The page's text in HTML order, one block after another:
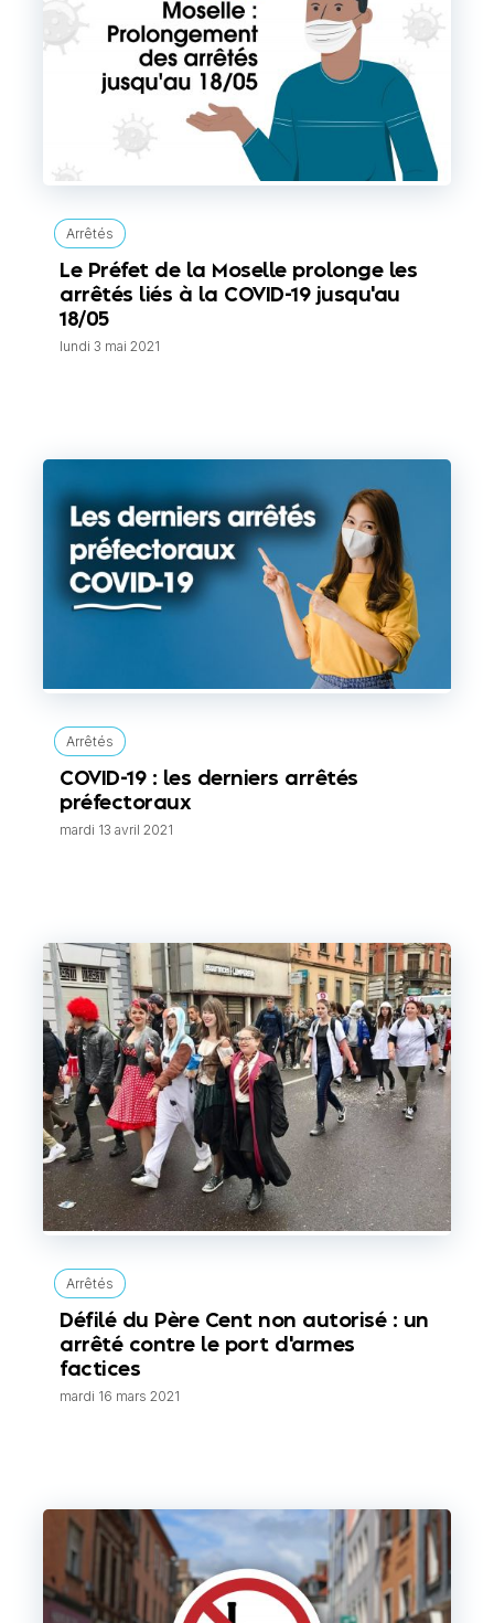
Arrêtés
Le Préfet de la Moselle prolonge les
arrêtés liés à la COVID-19 jusqu'au
18/05
lundi 3 mai 2021
Arrêtés
COVID-19 : les derniers arrêtés
préfectoraux
mardi 13 avril 2021
Arrêtés
Défilé du Père Cent non autorisé : un
arrêté contre le port d'armes
factices
mardi 16 mars 2021